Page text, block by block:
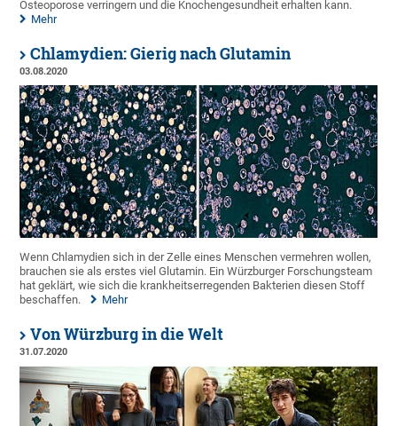
Osteoporose verringern und die Knochengesundheit erhalten kann.
Mehr
Chlamydien: Gierig nach Glutamin
03.08.2020
Wenn Chlamydien sich in der Zelle eines Menschen vermehren wollen,
brauchen sie als erstes viel Glutamin. Ein Würzburger Forschungsteam
hat geklärt, wie sich die krankheitserregenden Bakterien diesen Stoff
beschaffen.
Mehr
Von Würzburg in die Welt
31.07.2020